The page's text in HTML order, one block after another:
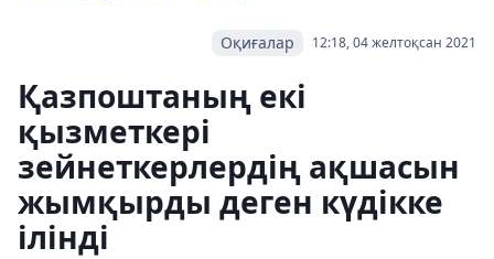
12:18, 04 желтоқсан 2021
Оқиғалар
Қазпоштаның екі
қызметкері
зейнеткерлердің ақшасын
жымқырды деген күдікке
ілінді